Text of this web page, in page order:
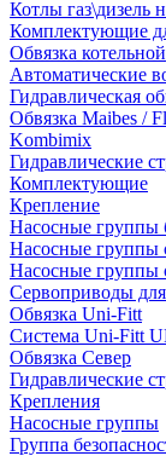
Котлы газ\дизель
Комплектующие
Обвязка котельной
Автоматические
Гидравлическая
Обвязка Maibes /
Kombimix
Гидравлические
Комплектующие
Крепление
Насосные группы
Насосные группы
Насосные группы
Сервоприводы
Обвязка Uni-Fitt
Система Uni-Fitt
Обвязка Север
Гидравлические
Крепления
Насосные группы
Группа